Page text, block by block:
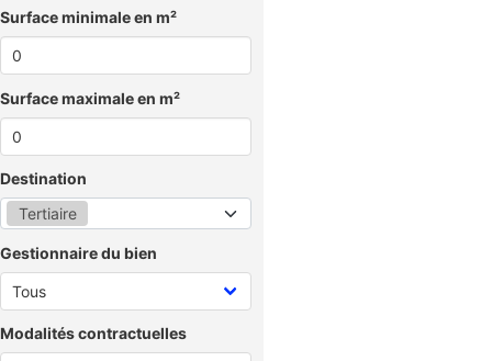
Surface minimale en m²
Surface maximale en m²
Destination
Tertiaire
Gestionnaire du bien
Modalités contractuelles